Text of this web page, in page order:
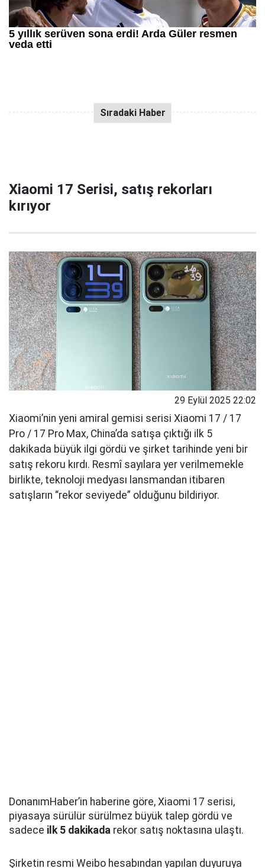
Xiaomi 17 Serisi, satış rekorları
kırıyor
29 Eylül 2025 22:02
Xiaomi’nin yeni amiral gemisi serisi Xiaomi 17 / 17
Pro / 17 Pro Max, China’da satışa çıktığı ilk 5
dakikada büyük ilgi gördü ve şirket tarihinde yeni bir
satış rekoru kırdı. Resmî sayılara yer verilmemekle
birlikte, teknoloji medyası lansmandan itibaren
satışların “rekor seviyede” olduğunu bildiriyor.
DonanımHaber’in haberine göre, Xiaomi 17 serisi,
piyasaya sürülür sürülmez büyük talep gördü ve
sadece ilk 5 dakikada rekor satış noktasına ulaştı.
Şirketin resmi Weibo hesabından yapılan duyuruya